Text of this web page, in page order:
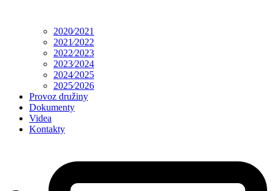
2020⁄2021
2021⁄2022
2022⁄2023
2023⁄2024
2024⁄2025
2025⁄2026
Provoz družiny
Dokumenty
Videa
Kontakty